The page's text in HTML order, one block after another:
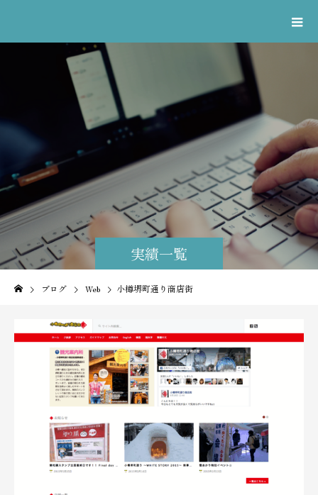
実績一覧
ブログ Web 小樽堺町通り商店街